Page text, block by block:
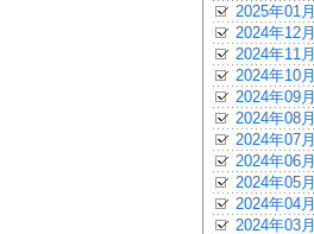
2025年01月
2024年12月
2024年11月
2024年10月
2024年09月
2024年08月
2024年07月
2024年06月
2024年05月
2024年04月
2024年03月